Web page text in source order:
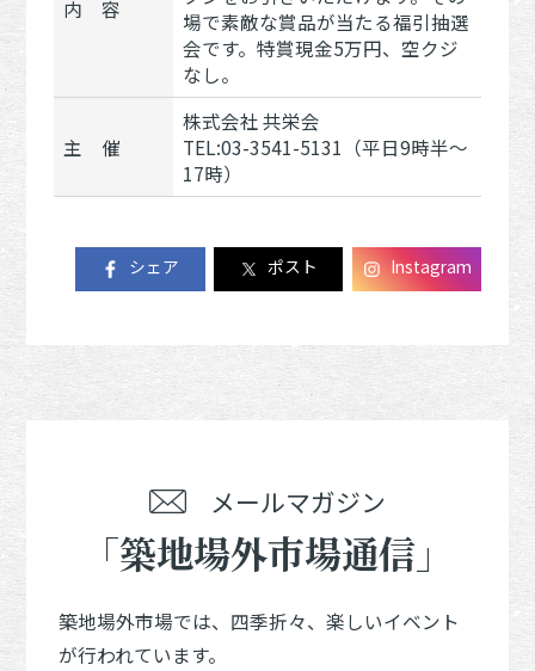
内 容
場で素敵な賞品が当たる福引抽選
会です。特賞現金5万円、空クジ
なし。
主 催
株式会社 共栄会
TEL:03-3541-5131（平日9時半～
17時）
シェア ポスト Instagram
メールマガジン
「築地場外市場通信」
築地場外市場では、四季折々、楽しいイベント
が行われています。